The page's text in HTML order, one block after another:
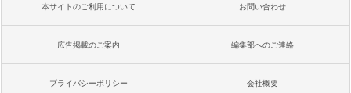
本サイトのご利用について お問い合わせ
広告掲載のご案内 編集部へのご連絡
プライバシーポリシー 会社概要